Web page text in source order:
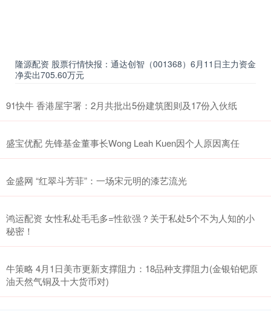
隆源配资 股票行情快报：通达创智（001368）6月11日主力资金
净卖出705.60万元
91快牛 香港屋宇署：2月共批出5份建筑图则及17份入伙纸
盛宝优配 先锋基金董事长Wong Leah Kuen因个人原因离任
金盛网 “红翠斗芳菲”：一场宋元明的漆艺流光
鸿运配资 女性私处毛毛多=性欲强？关于私处5个不为人知的小
秘密！
牛策略 4月1日美市更新支撑阻力：18品种支撑阻力(金银铂钯原
油天然气铜及十大货币对)